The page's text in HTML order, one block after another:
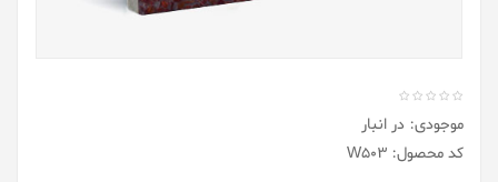
موجودی: در انبار
کد محصول: W503